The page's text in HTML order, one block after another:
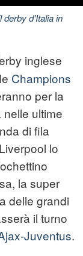
derby d'Italia in
inglese
Champions
per la
ultime
di fila
lo
la super
delle grandi
il turno
Juventus.